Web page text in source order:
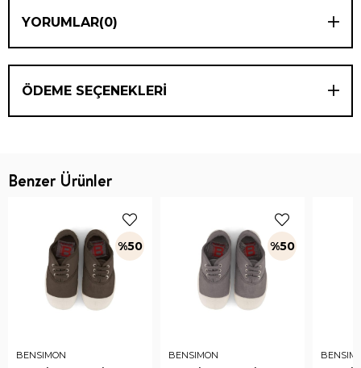
YORUMLAR(0)
ÖDEME SEÇENEKLERI
Benzer Ürünler
BENSIMON
%50
BENSIMON
%50